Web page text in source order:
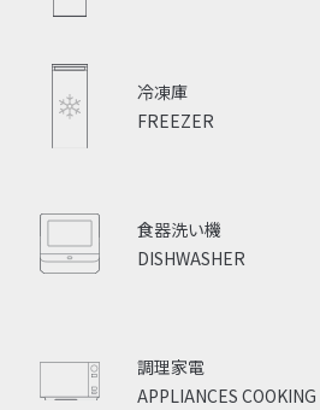
FREEZER
冷凍庫
DISHWASHER
食器洗い機
APPLIANCES COOKING
調理家電